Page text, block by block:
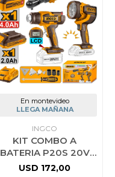
En montevideo
LLEGA MAÑANA
INGCO
KIT COMBO A
BATERIA P20S 20V
LLAVE CRIQUE +
USD 172,00